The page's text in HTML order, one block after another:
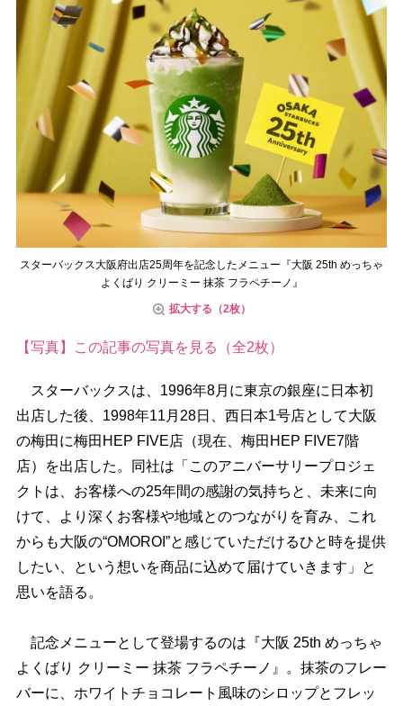
スターバックス大阪府出店25周年を記念したメニュー『大阪 25th めっちゃ
よくばり クリーミー 抹茶 フラペチーノ』
拡大する（2枚）
【写真】この記事の写真を見る（全2枚）
スターバックスは、1996年8月に東京の銀座に日本初
出店した後、1998年11月28日、西日本1号店として大阪
の梅田に梅田HEP FIVE店（現在、梅田HEP FIVE7階
店）を出店した。同社は「このアニバーサリープロジェ
クトは、お客様への25年間の感謝の気持ちと、未来に向
けて、より深くお客様や地域とのつながりを育み、これ
からも大阪の“OMOROI”と感じていただけるひと時を提供
したい、という想いを商品に込めて届けていきます」と
思いを語る。
記念メニューとして登場するのは『大阪 25th めっちゃ
よくばり クリーミー 抹茶 フラペチーノ』。抹茶のフレー
バーに、ホワイトチョコレート風味のシロップとフレッ